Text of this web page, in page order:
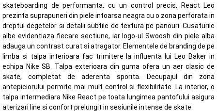
skateboarding de performanta, cu un control precis, React Leo
prezinta suprapuneri din piele intoarsa neagra cu o zona perforata in
dreptul degetelor si detalii subtile de textura pe panouri. Cusaturile
albe evidentiaza fiecare sectiune, iar logo-ul Swoosh din piele alba
adauga un contrast curat si atragator. Elementele de branding de pe
limba si talpa interioara fac trimitere la influenta lui Leo Baker in
echipa Nike SB. Talpa exterioara din guma ofera un aer clasic de
skate, completat de aderenta sporita. Decupajul din zona
antepiciorului permite mai mult control si flexibilitate. La interior, o
talpa intermediara Nike React pe toata lungimea pantofului asigura
aterizari line si confort prelungit in sesiunile intense de skate.